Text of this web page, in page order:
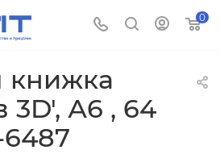
0
книжка
А6 , 64